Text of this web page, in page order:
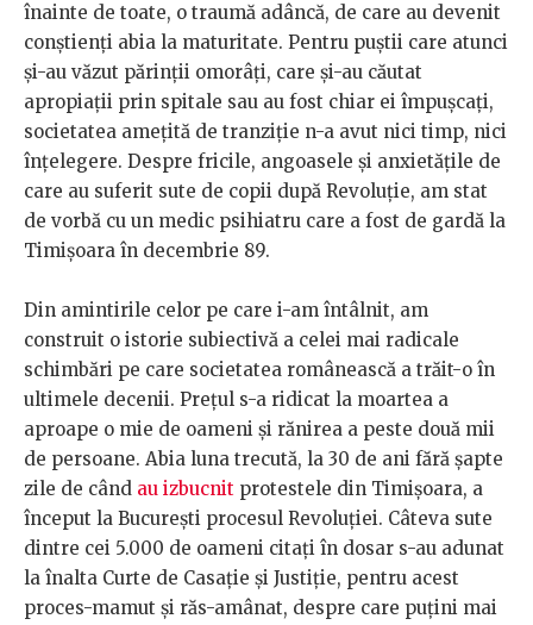
înainte de toate, o traumă adâncă, de care au devenit
conștienți abia la maturitate. Pentru puștii care atunci
și-au văzut părinții omorâți, care și-au căutat
apropiații prin spitale sau au fost chiar ei împușcați,
societatea amețită de tranziție n-a avut nici timp, nici
înțelegere. Despre fricile, angoasele și anxietățile de
care au suferit sute de copii după Revoluție, am stat
de vorbă cu un medic psihiatru care a fost de gardă la
Timișoara în decembrie 89.
Din amintirile celor pe care i-am întâlnit, am
construit o istorie subiectivă a celei mai radicale
schimbări pe care societatea românească a trăit-o în
ultimele decenii. Prețul s-a ridicat la moartea a
aproape o mie de oameni și rănirea a peste două mii
de persoane. Abia luna trecută, la 30 de ani fără șapte
zile de când au izbucnit protestele din Timișoara, a
început la București procesul Revoluției. Câteva sute
dintre cei 5.000 de oameni citați în dosar s-au adunat
la înalta Curte de Casație și Justiție, pentru acest
proces-mamut și răs-amânat, despre care puțini mai